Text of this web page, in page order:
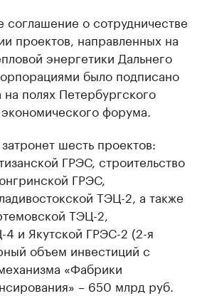
соглашение о сотрудничестве
проектов, направленных на
энергетики Дальнего
было подписано
полях Петербургского
форума.
шесть проектов:
ГРЭС, строительство
ГРЭС,
ТЭЦ-2, а также
ТЭЦ-2,
и Якутской ГРЭС-2 (2-я
объем инвестиций с
«Фабрики
– 650 млрд руб.